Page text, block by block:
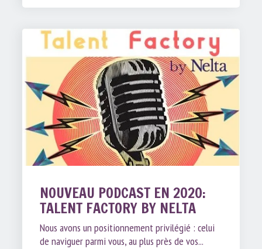
NOUVEAU PODCAST EN 2020:
TALENT FACTORY BY NELTA
Nous avons un positionnement privilégié : celui
de naviguer parmi vous, au plus près de vos...